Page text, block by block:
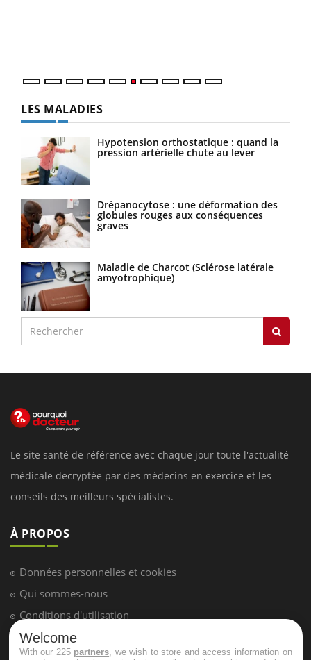
LES MALADIES
Hypotension orthostatique : quand la
pression artérielle chute au lever
Drépanocytose : une déformation des
globules rouges aux conséquences
graves
Maladie de Charcot (Sclérose latérale
amyotrophique)
Le site santé de référence avec chaque jour toute l'actualité
médicale decryptée par des médecins en exercice et les
conseils des meilleurs spécialistes.
À PROPOS
Données personnelles et cookies
Qui sommes-nous
Conditions d'utilisation
Plan du site
Welcome
With our 225 partners , we wish to store and access information on